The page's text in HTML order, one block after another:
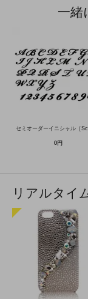
一緒
セミオーダーイニシャル［
0円
リアルタイ